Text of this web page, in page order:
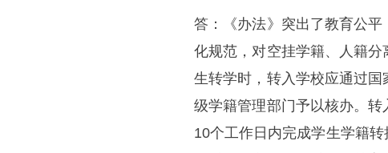
答：《办法》突出了教育公
化规范，对空挂学籍、人籍
生转学时，转入学校应通过
级学籍管理部门予以核办。
10个工作日内完成学生学籍